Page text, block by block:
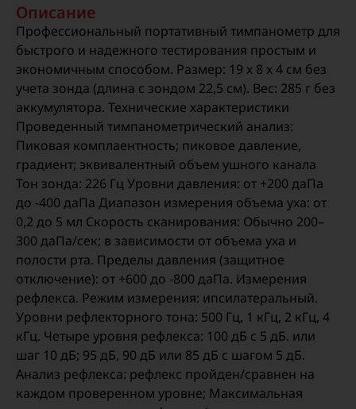
Описание
Профессиональный портативный тимпанометр для
быстрого и надежного тестирования простым и
экономичным способом. Размер: 19 х 8 х 4 см без
учета зонда (длина с зондом 22,5 см). Вес: 285 г без
аккумулятора. Технические характеристики
Проведенный тимпанометрический анализ:
Пиковая комплаентность; пиковое давление,
градиент; эквивалентный объем ушного канала
Тон зонда: 226 Гц Уровни давления: от +200 даПа
до -400 даПа Диапазон измерения объема уха: от
0,2 до 5 мл Скорость сканирования: Обычно 200–
300 даПа/сек; в зависимости от объема уха и
полости рта. Пределы давления (защитное
отключение): от +600 до -800 даПа. Измерения
рефлекса. Режим измерения: ипсилатеральный.
Уровни рефлекторного тона: 500 Гц, 1 кГц, 2 кГц, 4
кГц. Четыре уровня рефлекса: 100 дБ с 5 дБ. или
шаг 10 дБ; 95 дБ, 90 дБ или 85 дБ с шагом 5 дБ.
Анализ рефлекса: рефлекс пройден/сравнен на
каждом проверенном уровне; Максимальная